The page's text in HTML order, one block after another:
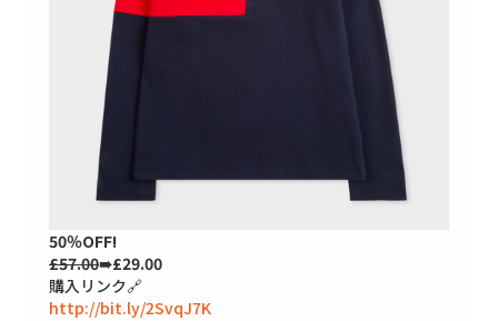
50％OFF!
£57.00➠£29.00
購入リンク🔗
http://bit.ly/2SvqJ7K